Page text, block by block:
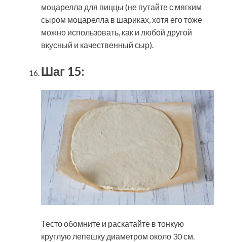
моцарелла для пиццы (не путайте с мягким
сыром моцарелла в шариках, хотя его тоже
можно использовать, как и любой другой
вкусный и качественный сыр).
Шаг 15:
Тесто обомните и раскатайте в тонкую
круглую лепешку диаметром около 30 см.